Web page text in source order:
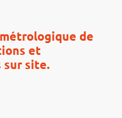
de
et
sur site.